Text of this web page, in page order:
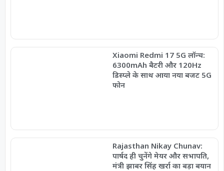
Xiaomi Redmi 17 5G लॉन्च:
6300mAh बैटरी और 120Hz
डिस्प्ले के साथ आया नया बजट 5G
फोन
Rajasthan Nikay Chunav:
पार्षद ही चुनेंगे मेयर और सभापति,
मंत्री झाबर सिंह खर्रा का बड़ा बयान